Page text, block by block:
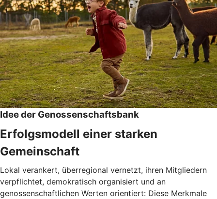
Idee der Genossenschaftsbank
Erfolgsmodell einer starken
Gemeinschaft
Lokal verankert, überregional vernetzt, ihren Mitgliedern
verpflichtet, demokratisch organisiert und an
genossenschaftlichen Werten orientiert: Diese Merkmale